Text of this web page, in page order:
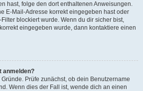
hast, folge den dort enthaltenen Anweisungen.
E-Mail-Adresse korrekt eingegeben hast oder
blockiert wurde. Wenn du dir sicher bist,
eingegeben wurde, dann kontaktiere einen
anmelden?
Prüfe zunächst, ob dein Benutzername
Wenn dies der Fall ist, wende dich an einen